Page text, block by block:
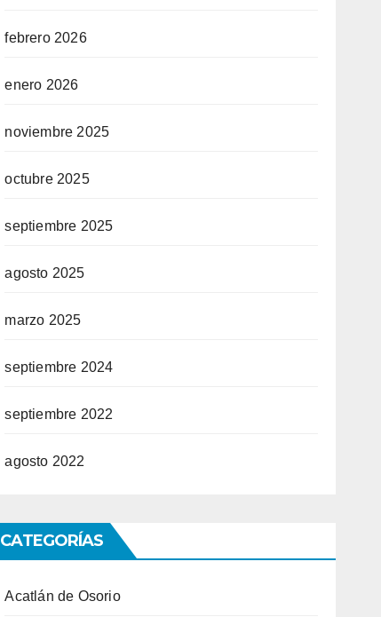
febrero 2026
enero 2026
noviembre 2025
octubre 2025
septiembre 2025
agosto 2025
marzo 2025
septiembre 2024
septiembre 2022
agosto 2022
CATEGORÍAS
Acatlán de Osorio